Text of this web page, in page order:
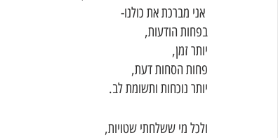
בפחות הודעות,
יותר זמן,
פחות הסחות דעת,
יותר נוכחות ותשומת לב.
ולכל מי ששלחתי שטויות,